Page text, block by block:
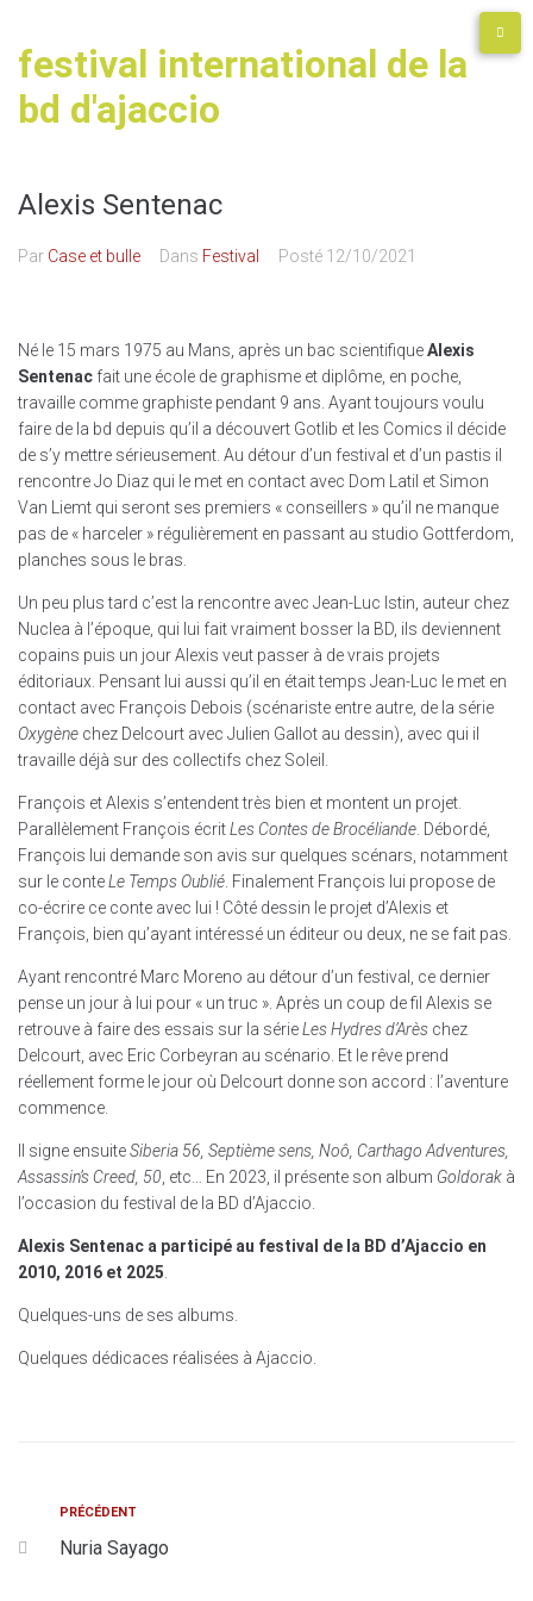
festival international de la
bd d'ajaccio
Alexis Sentenac
Par Case et bulle Dans Festival Posté 12/10/2021
Né le 15 mars 1975 au Mans, après un bac scientifiqueAlexis
Sentenac fait une école de graphisme et diplôme, en poche,
travaille comme graphiste pendant 9 ans. Ayant toujours voulu
faire de la bd depuis qu’il a découvert Gotlib et les Comics il décide
de s’y mettre sérieusement. Au détour d’un festival et d’un pastis il
rencontre Jo Diaz qui le met en contact avec Dom Latil et Simon
Van Liemt qui seront ses premiers « conseillers » qu’il ne manque
pas de « harceler » régulièrement en passant au studio Gottferdom,
planches sous le bras.
Un peu plus tard c’est la rencontre avec Jean-Luc Istin, auteur chez
Nuclea à l’époque, qui lui fait vraiment bosser la BD, ils deviennent
copains puis un jour Alexis veut passer à de vrais projets
éditoriaux. Pensant lui aussi qu’il en était temps Jean-Luc le met en
contact avec François Debois (scénariste entre autre, de la série
Oxygène chez Delcourt avec Julien Gallot au dessin), avec qui il
travaille déjà sur des collectifs chez Soleil.
François et Alexis s’entendent très bien et montent un projet.
Parallèlement François écritLes Contes de Brocéliande . Débordé,
François lui demande son avis sur quelques scénars, notamment
sur le conteLe Temps Oublié . Finalement François lui propose de
co-écrire ce conte avec lui ! Côté dessin le projet d’Alexis et
François, bien qu’ayant intéressé un éditeur ou deux, ne se fait pas.
Ayant rencontré Marc Moreno au détour d’un festival, ce dernier
pense un jour à lui pour « un truc ». Après un coup de fil Alexis se
retrouve à faire des essais sur la sérieLes Hydres d’Arès chez
Delcourt, avec Eric Corbeyran au scénario. Et le rêve prend
réellement forme le jour où Delcourt donne son accord : l’aventure
commence.
Il signe ensuiteSiberia 56, Septième sens, Noô, Carthago Adventures,
Assassin’s Creed, 50 , etc… En 2023, il présente son album Goldorak à
l’occasion du festival de la BD d’Ajaccio.
Alexis Sentenac a participé au festival de la BD d’Ajaccio en
2010, 2016 et 2025
Quelques-uns de ses albums.
Quelques dédicaces réalisées à Ajaccio.
PRÉCÉDENT
Nuria Sayago